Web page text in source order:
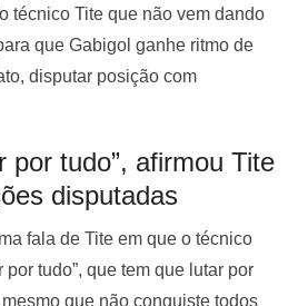
técnico Tite que não vem dando
que Gabigol ganhe ritmo de
disputar posição com
por tudo”, afirmou Tite
disputadas
fala de Tite em que o técnico
por tudo”, que tem que lutar por
que não conquiste todos